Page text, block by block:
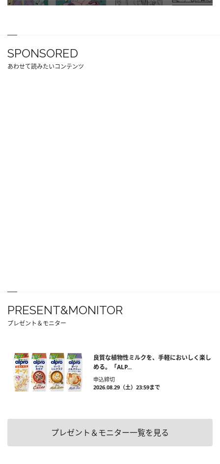
SPONSORED
あわせて読みたいコンテンツ
PRESENT&MONITOR
プレゼント＆モニター
良質な植物性ミルクを、手軽においしく楽し
める。「ALP...
申込締切
2026.08.29（土）23:59まで
プレゼント＆モニター一覧を見る